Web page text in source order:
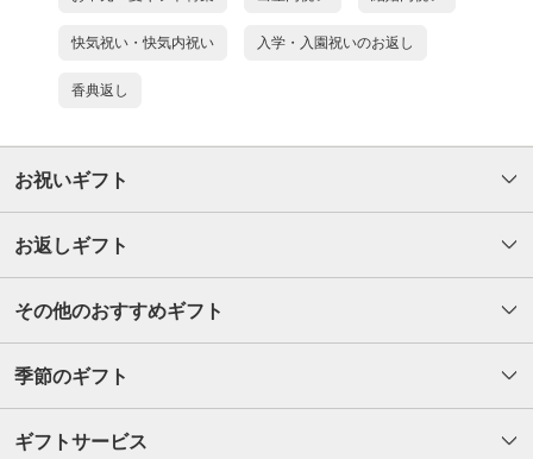
快気祝い・快気内祝い 入学・入園祝いのお返し
香典返し
お祝いギフト
お返しギフト
その他のおすすめギフト
季節のギフト
ギフトサービス